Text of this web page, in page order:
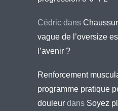
Cédric dans
vague de l’oversize
l’avenir ?
Renforcement
programme pratique
douleur dans Soyez